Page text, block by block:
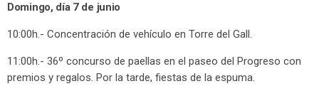
Domingo, día 7 de junio
10:00h.- Concentración de vehículo en Torre del Gall.
11:00h.- 36º concurso de paellas en el paseo del Progreso con
premios y regalos. Por la tarde, fiestas de la espuma.